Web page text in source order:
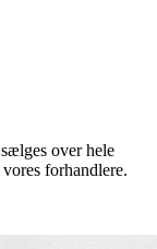
over hele
forhandlere.